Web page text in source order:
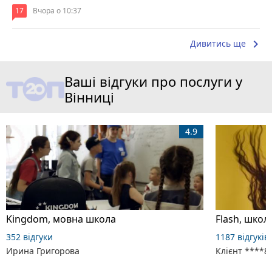
17 Вчора о 10:37
Дивитись ще keyboard_arrow_right
Ваші відгуки про послуги у
Вінниці
Kingdom, мовна школа
4.9
352 відгуки
Ирина Григорова
Flash,
1187 відгуків
Клієнт